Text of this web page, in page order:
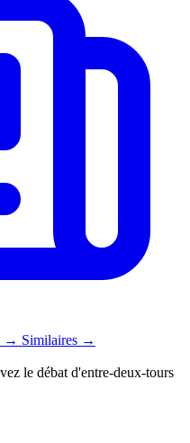
→ Similaires →